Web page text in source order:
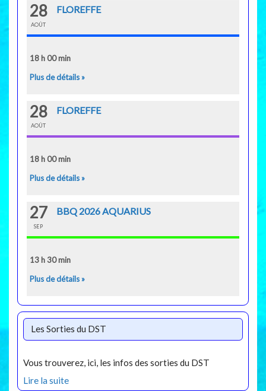
28
AOÛT
FLOREFFE
18 h 00 min
Plus de détails »
28
AOÛT
FLOREFFE
18 h 00 min
Plus de détails »
27
SEP
BBQ 2026 AQUARIUS
13 h 30 min
Plus de détails »
Les Sorties du DST
Vous trouverez, ici, les infos des sorties du DST
Lire la suite